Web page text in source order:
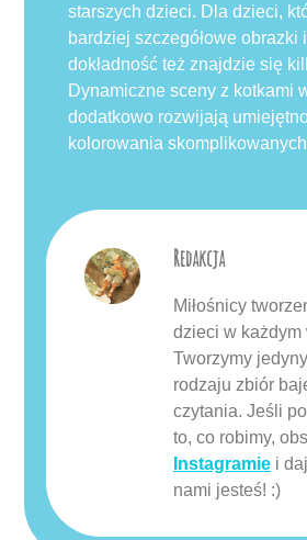
starszych dzieci. Dla dzieci,
bardziej szczegółowe obrazki
dokładność też znajdzie się
Dynamiczne sceny z kotkami
dodatkowo rozwijają
kolorowania
Redakcja
Miłośnicy
dzieci w każdym
Tworzymy
rodzaju zbiór
czytania. Jeśli
to, co robimy,
Instagramie i
nami jesteś! :)